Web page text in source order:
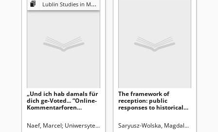
Lublin Studies in Modern Languages and Literature
„Und ich hab damals für
dich ge-Voted... “Online-
Kommentarforen
Naef, Marcel Uniwersytet Marii Curie-Skłodowskiej (Lublin). Wydział
The framework of
reception: public
responses to historical
Saryusz-Wolska, Magdalena